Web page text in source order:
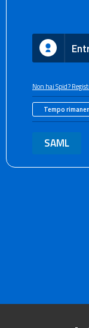
Non hai Spid?
Tempo
SAML